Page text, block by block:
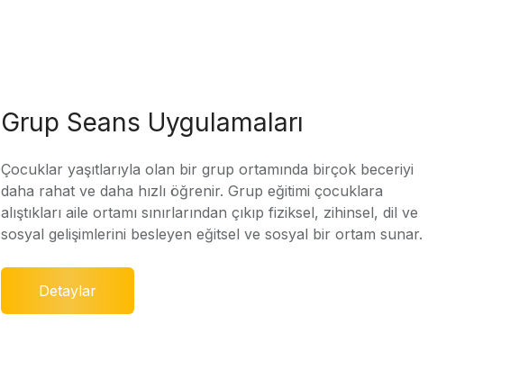
Grup Seans Uygulamaları
Çocuklar yaşıtlarıyla olan bir grup ortamında birçok beceriyi
daha rahat ve daha hızlı öğrenir. Grup eğitimi çocuklara
alıştıkları aile ortamı sınırlarından çıkıp fiziksel, zihinsel, dil ve
sosyal gelişimlerini besleyen eğitsel ve sosyal bir ortam sunar.
Detaylar